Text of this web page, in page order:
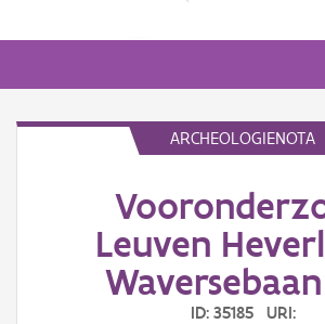
ARCHEOLOGIENOTA
Leuven
Waversebaan
ID: 35185 URI: